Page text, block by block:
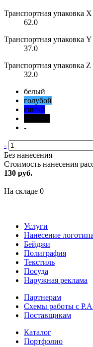
Транспортная упаковка X
62.0
Транспортная упаковка Y
37.0
Транспортная упаковка Z
32.0
белый
голубой
синий
-
-
Без нанесения
Стоимость нанесения
130 руб.
На складе 0
Услуги
Нанесение логотипа
Бейджи
Полиграфия
Текстиль
Посуда
Наружная реклама
Партнерам
Схемы работы с
Поставщикам
Каталог
Портфолио